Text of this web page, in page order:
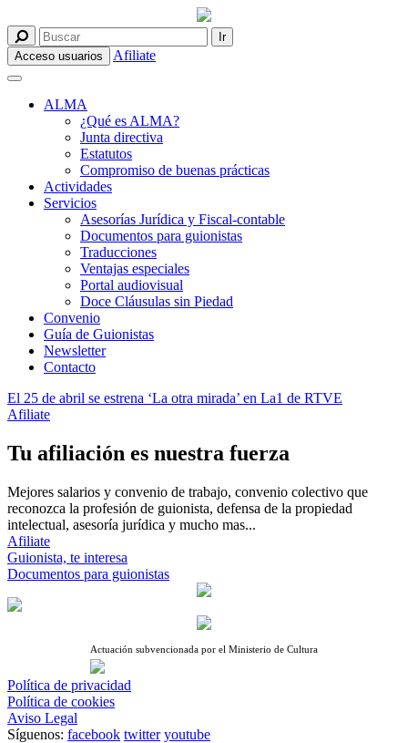
Acceso usuarios Afiliate
ALMA
¿Qué es ALMA?
Junta directiva
Estatutos
Compromiso de buenas prácticas
Actividades
Servicios
Asesorías Jurídica y Fiscal-contable
Documentos para guionistas
Traducciones
Ventajas especiales
Portal audiovisual
Doce Cláusulas sin Piedad
Convenio
Guía de Guionistas
Newsletter
Contacto
El 25 de abril se estrena ‘La otra mirada’ en La1 de RTVE
Afiliate
Tu afiliación es nuestra fuerza
Mejores salarios y convenio de trabajo, convenio colectivo que
reconozca la profesión de guionista, defensa de la propiedad
intelectual, asesoría jurídica y mucho mas...
Afiliate
Guionista, te interesa
Documentos para guionistas
Actuación subvencionada por el Ministerio de Cultura
Política de privacidad
Política de cookies
Aviso Legal
Síguenos: facebook twitter youtube